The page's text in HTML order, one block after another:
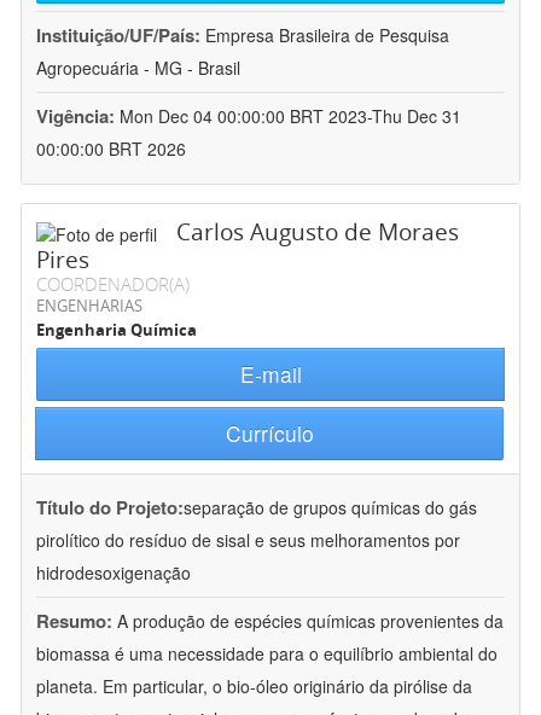
Instituição/UF/País: Empresa Brasileira de Pesquisa
Agropecuária - MG - Brasil
Vigência: Mon Dec 04 00:00:00 BRT 2023-Thu Dec 31
00:00:00 BRT 2026
Carlos Augusto de Moraes
Pires
COORDENADOR(A)
ENGENHARIAS
Engenharia Química
E-mail
Currículo
Título do Projeto:separação de grupos químicas do gás
pirolítico do resíduo de sisal e seus melhoramentos por
hidrodesoxigenação
Resumo: A produção de espécies químicas provenientes da
biomassa é uma necessidade para o equilíbrio ambiental do
planeta. Em particular, o bio-óleo originário da pirólise da